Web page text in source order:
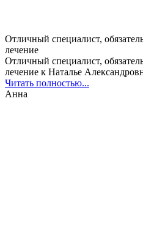
Отличный специалист,
лечение
Отличный специалист,
лечение к Наталье
Читать полностью...
Анна